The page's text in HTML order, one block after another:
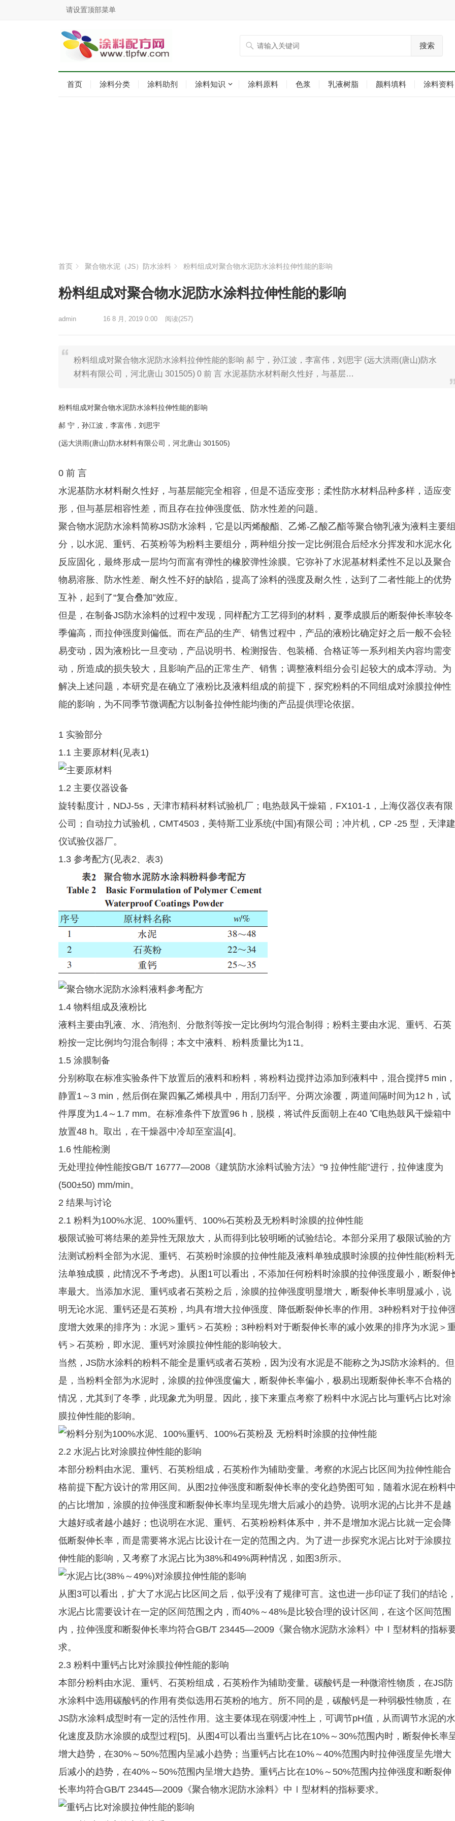
请设置顶部菜单
搜索
首页 涂料分类 涂料助剂 涂料知识 涂料原料 色浆 乳液树脂 颜料填料 涂料资料
首页 聚合物水泥（JS）防水涂料 粉料组成对聚合物水泥防水涂料拉伸性能的影响
粉料组成对聚合物水泥防水涂料拉伸性能的影响
admin 16 8 月, 2019 0:00 阅读(257)
粉料组成对聚合物水泥防水涂料拉伸性能的影响 郝 宁，孙江波，李富伟，刘思宇 (远大洪雨(唐山)防水
材料有限公司，河北唐山 301505) 0 前 言 水泥基防水材料耐久性好，与基层…
粉料组成对聚合物水泥防水涂料拉伸性能的影响
郝 宁，孙江波，李富伟，刘思宇
(远大洪雨(唐山)防水材料有限公司，河北唐山 301505)
0 前 言
水泥基防水材料耐久性好，与基层能完全相容，但是不适应变形；柔性防水材料品种多样，适应变
形，但与基层相容性差，而且存在拉伸强度低、防水性差的问题。
聚合物水泥防水涂料简称JS防水涂料，它是以丙烯酸酯、乙烯-乙酸乙酯等聚合物乳液为液料主要组
分，以水泥、重钙、石英粉等为粉料主要组分，两种组分按一定比例混合后经水分挥发和水泥水化
反应固化，最终形成一层均匀而富有弹性的橡胶弹性涂膜。它弥补了水泥基材料柔性不足以及聚合
物易溶胀、防水性差、耐久性不好的缺陷，提高了涂料的强度及耐久性，达到了二者性能上的优势
互补，起到了“复合叠加”效应。
但是，在制备JS防水涂料的过程中发现，同样配方工艺得到的材料，夏季成膜后的断裂伸长率较冬
季偏高，而拉伸强度则偏低。而在产品的生产、销售过程中，产品的液粉比确定好之后一般不会轻
易变动，因为液粉比一旦变动，产品说明书、检测报告、包装桶、合格证等一系列相关内容均需变
动，所造成的损失较大，且影响产品的正常生产、销售；调整液料组分会引起较大的成本浮动。为
解决上述问题，本研究是在确立了液粉比及液料组成的前提下，探究粉料的不同组成对涂膜拉伸性
能的影响，为不同季节微调配方以制备拉伸性能均衡的产品提供理论依据。
1 实验部分
1.1 主要原材料(见表1)
1.2 主要仪器设备
旋转黏度计，NDJ-5s，天津市精科材料试验机厂；电热鼓风干燥箱，FX101-1，上海仪器仪表有限
公司；自动拉力试验机，CMT4503，美特斯工业系统(中国)有限公司；冲片机，CP -25 型，天津建
仪试验仪器厂。
1.3 参考配方(见表2、表3)
1.4 物料组成及液粉比
液料主要由乳液、水、消泡剂、分散剂等按一定比例均匀混合制得；粉料主要由水泥、重钙、石英
粉按一定比例均匀混合制得；本文中液料、粉料质量比为1∶1。
1.5 涂膜制备
分别称取在标准实验条件下放置后的液料和粉料，将粉料边搅拌边添加到液料中，混合搅拌5 min，
静置1～3 min，然后倒在聚四氟乙烯模具中，用刮刀刮平。分两次涂覆，两道间隔时间为12 h，试
件厚度为1.4～1.7 mm。在标准条件下放置96 h，脱模，将试件反面朝上在40 ℃电热鼓风干燥箱中
放置48 h。取出，在干燥器中冷却至室温[4]。
1.6 性能检测
无处理拉伸性能按GB/T 16777—2008《建筑防水涂料试验方法》“9 拉伸性能”进行，拉伸速度为
(500±50) mm/min。
2 结果与讨论
2.1 粉料为100%水泥、100%重钙、100%石英粉及无粉料时涂膜的拉伸性能
极限试验可将结果的差异性无限放大，从而得到比较明晰的试验结论。本部分采用了极限试验的方
法测试粉料全部为水泥、重钙、石英粉时涂膜的拉伸性能及液料单独成膜时涂膜的拉伸性能(粉料无
法单独成膜，此情况不予考虑)。从图1可以看出，不添加任何粉料时涂膜的拉伸强度最小，断裂伸
率最大。当添加水泥、重钙或者石英粉之后，涂膜的拉伸强度明显增大，断裂伸长率明显减小，说
明无论水泥、重钙还是石英粉，均具有增大拉伸强度、降低断裂伸长率的作用。3种粉料对于拉伸
度增大效果的排序为：水泥＞重钙＞石英粉；3种粉料对于断裂伸长率的减小效果的排序为水泥＞
钙＞石英粉，即水泥、重钙对涂膜拉伸性能的影响较大。
当然，JS防水涂料的粉料不能全是重钙或者石英粉，因为没有水泥是不能称之为JS防水涂料的。但
是，当粉料全部为水泥时，涂膜的拉伸强度偏大，断裂伸长率偏小，极易出现断裂伸长率不合格的
情况，尤其到了冬季，此现象尤为明显。因此，接下来重点考察了粉料中水泥占比与重钙占比对涂
膜拉伸性能的影响。
2.2 水泥占比对涂膜拉伸性能的影响
本部分粉料由水泥、重钙、石英粉组成，石英粉作为辅助变量。考察的水泥占比区间为拉伸性能合
格前提下配方设计的常用区间。从图2拉伸强度和断裂伸长率的变化趋势图可知，随着水泥在粉料中
的占比增加，涂膜的拉伸强度和断裂伸长率均呈现先增大后减小的趋势。说明水泥的占比并不是越
大越好或者越小越好；也说明在水泥、重钙、石英粉粉料体系中，并不是增加水泥占比就一定会降
低断裂伸长率，而是需要将水泥占比设计在一定的范围之内。为了进一步探究水泥占比对于涂膜拉
伸性能的影响，又考察了水泥占比为38%和49%两种情况，如图3所示。
从图3可以看出，扩大了水泥占比区间之后，似乎没有了规律可言。这也进一步印证了我们的结论，
水泥占比需要设计在一定的区间范围之内，而40%～48%是比较合理的设计区间，在这个区间范围
内，拉伸强度和断裂伸长率均符合GB/T 23445—2009《聚合物水泥防水涂料》中Ⅰ型材料的指标
求。
2.3 粉料中重钙占比对涂膜拉伸性能的影响
本部分粉料由水泥、重钙、石英粉组成，石英粉作为辅助变量。碳酸钙是一种微溶性物质，在JS防
水涂料中选用碳酸钙的作用有类似选用石英粉的地方。所不同的是，碳酸钙是一种弱极性物质，在
JS防水涂料成型时有一定的活性作用。这主要体现在弱缓冲性上，可调节pH值，从而调节水泥的水
化速度及防水涂膜的成型过程[5]。从图4可以看出当重钙占比在10%～30%范围内时，断裂伸长率
增大趋势，在30%～50%范围内呈减小趋势；当重钙占比在10%～40%范围内时拉伸强度呈先增大
后减小的趋势，在40%～50%范围内呈增大趋势。重钙占比在10%～50%范围内拉伸强度和断裂伸
长率均符合GB/T 23445—2009《聚合物水泥防水涂料》中Ⅰ型材料的指标要求。